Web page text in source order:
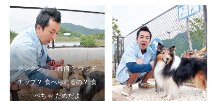
クンクン。 これ何？ ウッド
チップ？ 食べられるの？ 食
べちゃ だめだよ